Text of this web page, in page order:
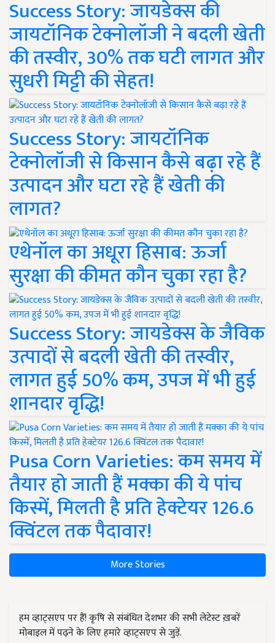
Success Story: जायडेक्स की
जायटॉनिक टेक्नोलॉजी ने बदली खेती
की तस्वीर, 30% तक घटी लागत और
सुधरी मिट्टी की सेहत!
Success Story: जायटॉनिक
टेक्नोलॉजी से किसान कैसे बढ़ा रहे हैं
उत्पादन और घटा रहे हैं खेती की
लागत?
एथेनॉल का अधूरा हिसाब: ऊर्जा
सुरक्षा की कीमत कौन चुका रहा है?
Success Story: जायडेक्स के जैविक
उत्पादों से बदली खेती की तस्वीर,
लागत हुई 50% कम, उपज में भी हुई
शानदार वृद्धि!
Pusa Corn Varieties: कम समय में
तैयार हो जाती हैं मक्का की ये पांच
किस्में, मिलती है प्रति हेक्टेयर 126.6
क्विंटल तक पैदावार!
More Stories
हम व्हाट्सएप पर हैं! कृषि से संबंधित देशभर की सभी लेटेस्ट ख़बरें
मोबाइल में पढ़ने के लिए हमारे व्हाट्सएप से जुड़ें.